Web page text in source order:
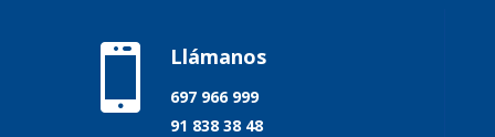
 Llámanos
697 966 999
91 838 38 48